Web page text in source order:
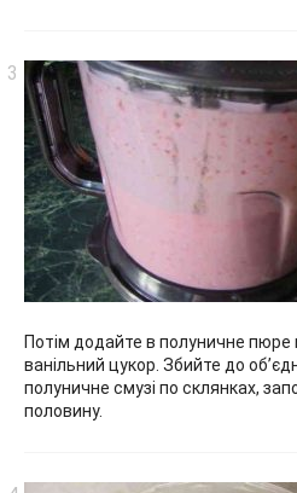
Потім додайте в полуничне
ванільний цукор. Збийте до
полуничне смузі по склянках,
половину.